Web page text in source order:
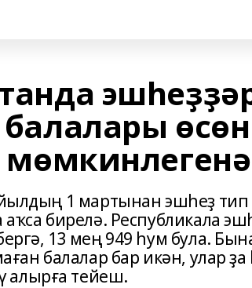
1 мартынан эшһеҙ тип
бирелә. Республикала
13 мең 949 һум була.
балалар бар икән, улар
алырға тейеш.